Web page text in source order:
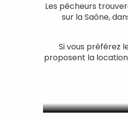
Les pêcheurs
sur la Saône,
Si vous préférez
proposent la